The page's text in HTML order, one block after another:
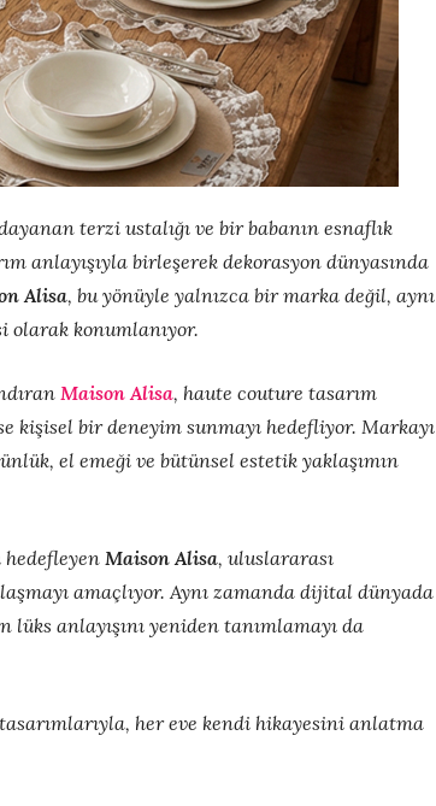
terzi ustalığı ve bir babanın esnaflık
anlayışıyla birleşerek dekorasyon dünyasında
Alisa, bu yönüyle yalnızca bir marka değil, aynı
olarak konumlanıyor.
Maison Alisa, haute couture tasarım
kişisel bir deneyim sunmayı hedefliyor. Markayı
el emeği ve bütünsel estetik yaklaşımın
Maison Alisa, uluslararası
amaçlıyor. Aynı zamanda dijital dünyada
anlayışını yeniden tanımlamayı da
her eve kendi hikayesini anlatma